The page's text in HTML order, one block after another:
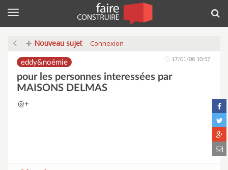
Menu
Nouveau sujet Connexion
eddy&noémie 17/01/08 10:57
pour les personnes interessées par
MAISONS DELMAS
@+